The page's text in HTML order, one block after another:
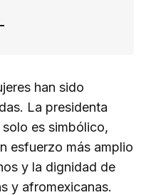
han sido
La presidenta
es simbólico,
esfuerzo más amplio
y la dignidad de
y afromexicanas.